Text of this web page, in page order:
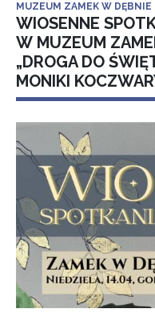
MUZEUM ZAMEK W DĘBNIE
WIOSENNE
W MUZEUM
„DROGA DO
MONIKI